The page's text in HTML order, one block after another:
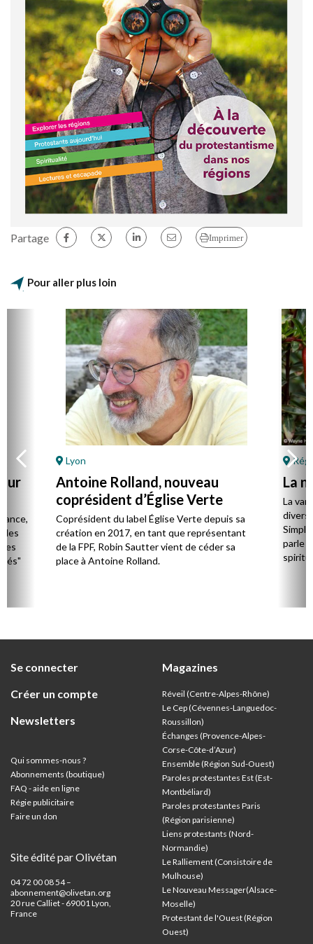
Partage Imprimer
Pour aller plus loin
des
les
Lyon
Antoine Rolland, nouveau
coprésident d’Église Verte
Coprésident du label Église Verte depuis sa
création en 2017, en tant que représentant
de la FPF, Robin Sautter vient de céder sa
place à Antoine Rolland.
La
La
parle
Se connecter
Créer un compte
Newsletters
Qui sommes-nous ?
Abonnements (boutique)
FAQ - aide en ligne
Régie publicitaire
Faire un don
Site édité par Olivétan
04 72 00 08 54 –
abonnement@olivetan.org
20 rue Calliet - 69001 Lyon,
France
Magazines
Réveil (Centre-Alpes-Rhône)
Le Cep (Cévennes-Languedoc-
Roussillon)
Échanges (Provence-Alpes-
Corse-Côte-d’Azur)
Ensemble (Région Sud-Ouest)
Paroles protestantes Est (Est-
Montbéliard)
Paroles protestantes Paris
(Région parisienne)
Liens protestants (Nord-
Normandie)
Le Ralliement (Consistoire de
Mulhouse)
Le Nouveau Messager(Alsace-
Moselle)
Protestant de l'Ouest (Région
Ouest)